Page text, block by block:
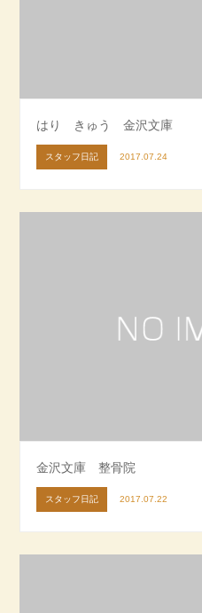
はり きゅう 金沢文庫
スタッフ日記 2017.07.24
金沢文庫 整骨院
スタッフ日記 2017.07.22